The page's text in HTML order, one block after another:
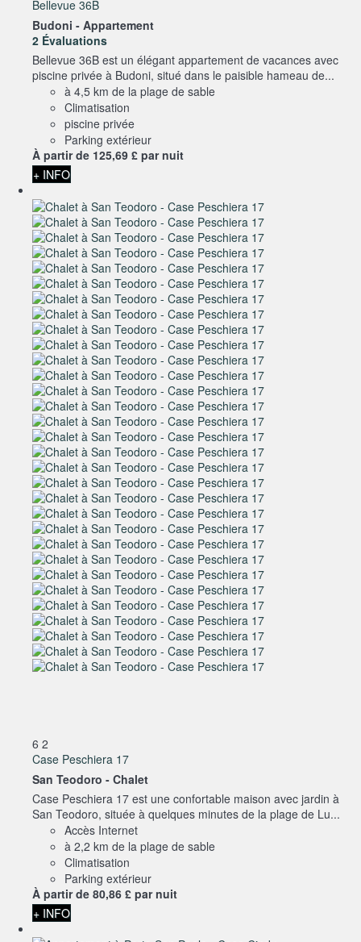
Bellevue 36B
Budoni - Appartement
2 Évaluations
Bellevue 36B est un élégant appartement de vacances avec
piscine privée à Budoni, situé dans le paisible hameau de...
à 4,5 km de la plage de sable
Climatisation
piscine privée
Parking extérieur
À partir de 125,69 £ par nuit
+ INFO
6 2
Case Peschiera 17
San Teodoro - Chalet
Case Peschiera 17 est une confortable maison avec jardin à
San Teodoro, située à quelques minutes de la plage de Lu...
Accès Internet
à 2,2 km de la plage de sable
Climatisation
Parking extérieur
À partir de 80,86 £ par nuit
+ INFO